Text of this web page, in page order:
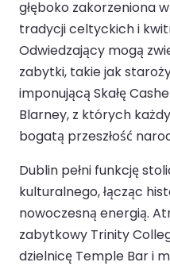
głęboko zakorzeniona
tradycji celtyckich i
Odwiedzający mogą
zabytki, takie jak
imponującą Skałę
Blarney, z których
bogatą przeszłość
Dublin pełni funkcję
kulturalnego, łącząc
nowoczesną energią.
zabytkowy Trinity
dzielnicę Temple Bar i